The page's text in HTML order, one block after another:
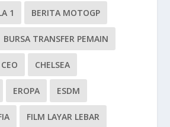
1 BERITA MOTOGP
BURSA TRANSFER PEMAIN
CEO CHELSEA
EROPA ESDM
FILM LAYAR LEBAR